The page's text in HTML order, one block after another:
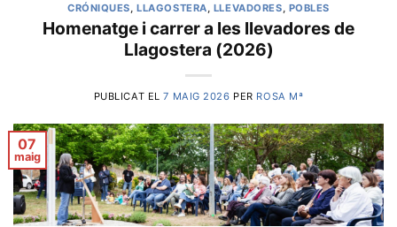
CRÓNIQUES ,LLAGOSTERA LLEVADORES POBLES
Homenatge i carrer a les llevadores de
Llagostera (2026)
PUBLICAT EL7 MAIG 2026 PER ROSA Mª
07
maig